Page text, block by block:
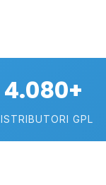
4.080+
GPL